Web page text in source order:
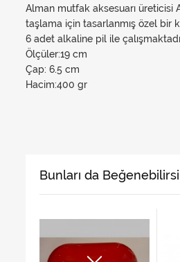
Alman mutfak aksesuarı üreticisi
taşlama için tasarlanmış özel bir
6 adet alkaline pil ile
Ölçüler:19 cm
Çap: 6.5 cm
Hacim:400 gr
Bunları da